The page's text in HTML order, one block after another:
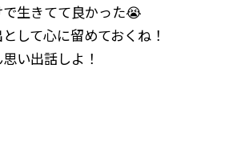
生きてて良かった😭
して心に留めておくね！
い出話しよ！